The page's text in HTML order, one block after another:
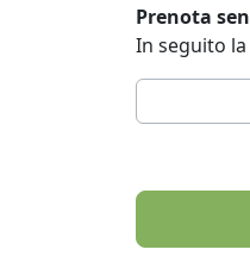
attraverso
interno e un
Prenota
In seguito